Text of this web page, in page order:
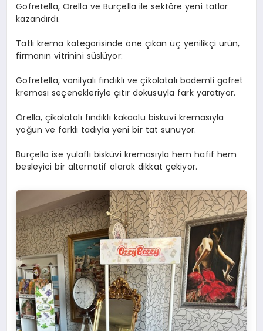
Gofretella, Orella ve Burçella ile sektöre yeni tatlar
kazandırdı.
Tatlı krema kategorisinde öne çıkan üç yenilikçi ürün,
firmanın vitrinini süslüyor:
Gofretella, vanilyalı fındıklı ve çikolatalı bademli gofret
kreması seçenekleriyle çıtır dokusuyla fark yaratıyor.
Orella, çikolatalı fındıklı kakaolu bisküvi kremasıyla
yoğun ve farklı tadıyla yeni bir tat sunuyor.
Burçella ise yulaflı bisküvi kremasıyla hem hafif hem
besleyici bir alternatif olarak dikkat çekiyor.